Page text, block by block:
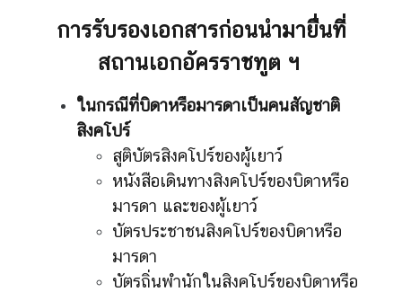
การรับรองเอกสารก่อนนำมายื่นที่
สถานเอกอัครราชทูต ฯ
ในกรณีที่บิดาหรือมารดาเป็นคนสัญชาติ
สิงคโปร์
สูติบัตรสิงคโปร์ของผู้เยาว์
หนังสือเดินทางสิงคโปร์ของบิดาหรือ
มารดา และของผู้เยาว์
บัตรประชาชนสิงคโปร์ของบิดาหรือ
มารดา
บัตรถิ่นพำนักในสิงคโปร์ของบิดาหรือ